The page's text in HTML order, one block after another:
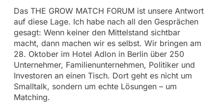
Das THE GROW MATCH FORUM ist unsere Antwort
auf diese Lage. Ich habe nach all den Gesprächen
gesagt: Wenn keiner den Mittelstand sichtbar
macht, dann machen wir es selbst. Wir bringen am
28. Oktober im Hotel Adlon in Berlin über 250
Unternehmer, Familienunternehmen, Politiker und
Investoren an einen Tisch. Dort geht es nicht um
Smalltalk, sondern um echte Lösungen – um
Matching.